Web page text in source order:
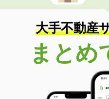
大手不動産
まとめ